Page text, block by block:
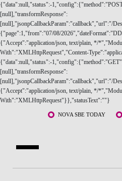
{"data":null,"status":-
[null],"transformResponse":
[null],"jsonpCallbackParam":"callback","url":"/
{"page":1,"from":"07/08/
{"Accept":"application/json, text/plain, */
With":"XMLHttpRequest","Content-
{"data":null,"status":-
[null],"transformResponse":
[null],"jsonpCallbackParam":"callback","url":"/
{"Accept":"application/json, text/plain, */
With":"XMLHttpRequest"}},"statusText":""}
Saltar para o conteúdo principal
NOVA SBE TODAY
SOBRE NÓS
CURSOS
DOCENTES E INVESTIGAÇÃO